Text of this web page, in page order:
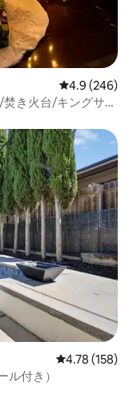
レビュー246
4.9 (246)
き火台/キングサイ
レビュー158
4.78 (158)
付き）